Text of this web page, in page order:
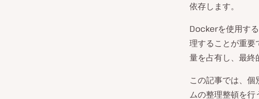
依存します。
Dockerを使用す
理することが重要
量を占有し、最終
この記事では、
ムの整理整頓を行